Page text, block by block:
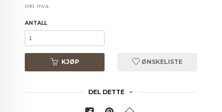
inkl. mva.
ANTALL
KJØP ØNSKELISTE
DEL DETTE